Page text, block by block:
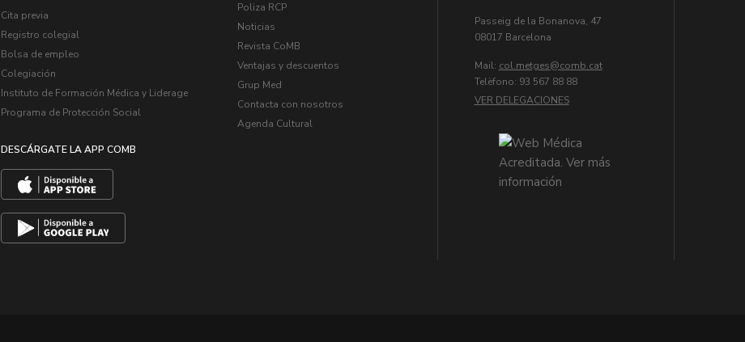
Cita previa
Registro colegial
Bolsa de empleo
Colegiación
Instituto de Formación Médica y Liderage
Programa de Protección Social
DESCÁRGATE LA APP COMB
Poliza RCP
Noticias
Revista CoMB
Ventajas y descuentos
Grup Med
Contacta con nosotros
Agenda Cultural
Passeig de la Bonanova, 47
08017 Barcelona
Mail: col.metges
Telèfono: 93 567 88 88
VER DELEGACIONES